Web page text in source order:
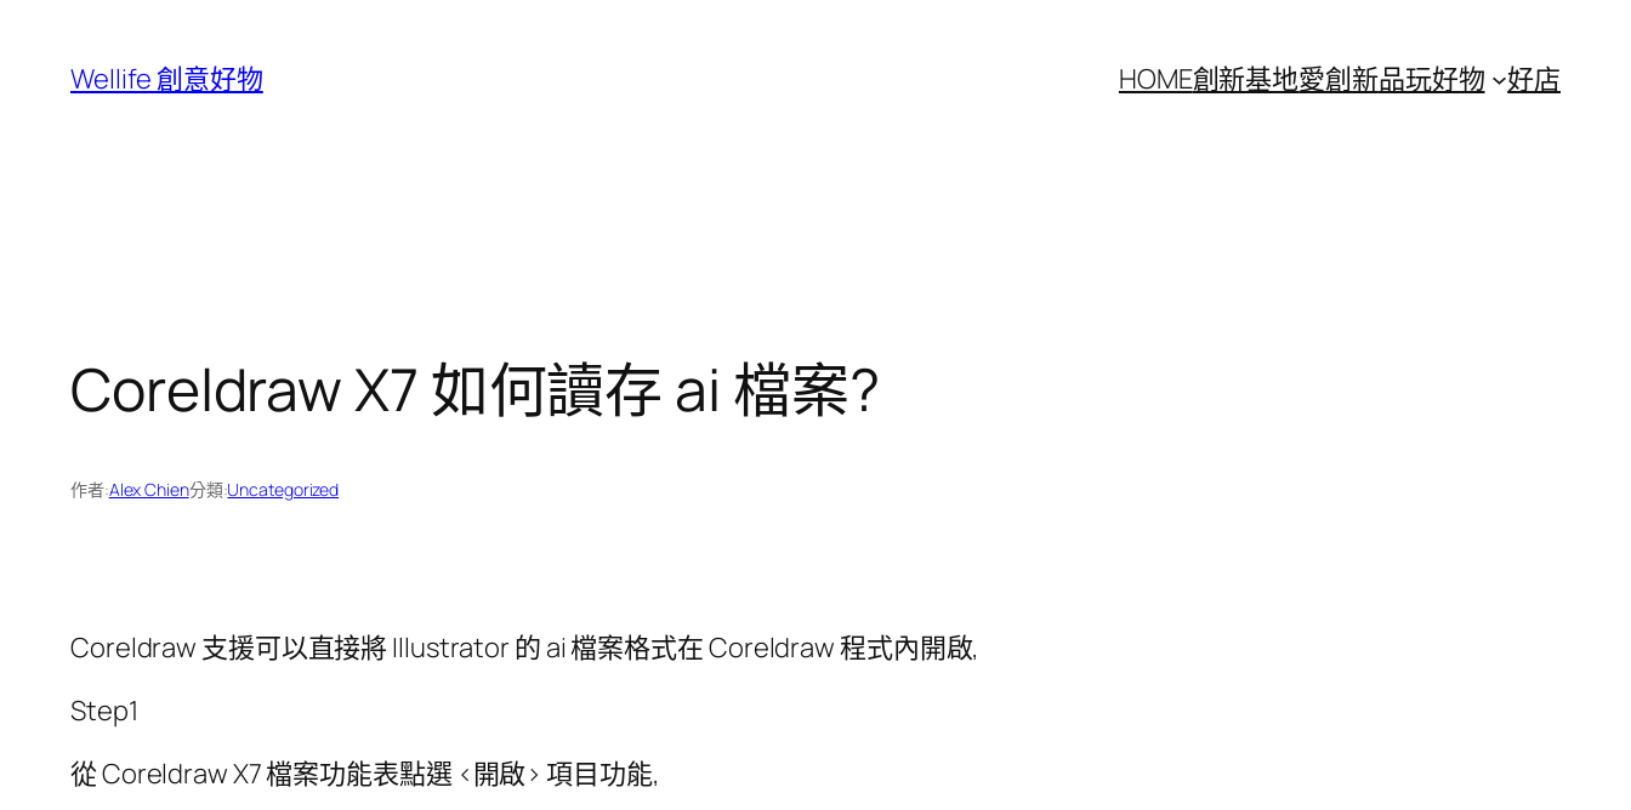
Wellife 創意好物 HOME創新基地愛創新品玩好物 好店
Coreldraw X7 如何讀存 ai 檔案?
作者:Alex Chien分類:Uncategorized
Coreldraw 支援可以直接將 Illustrator 的 ai 檔案格式在 Coreldraw 程式內開啟,
Step1
從 Coreldraw X7 檔案功能表點選 <開啟> 項目功能,